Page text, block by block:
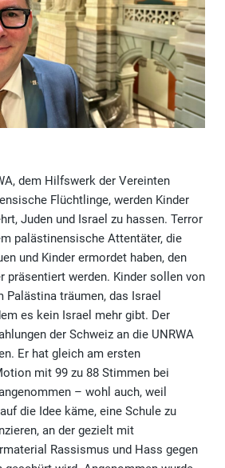
dem Hilfswerk der Vereinten
Flüchtlinge, werden Kinder
Juden und Israel zu hassen. Terror
palästinensische Attentäter, die
und Kinder ermordet haben, den
präsentiert werden. Kinder sollen von
Palästina träumen, das Israel
es kein Israel mehr gibt. Der
der Schweiz an die UNRWA
Er hat gleich am ersten
mit 99 zu 88 Stimmen bei
– wohl auch, weil
die Idee käme, eine Schule zu
an der gezielt mit
Rassismus und Hass gegen